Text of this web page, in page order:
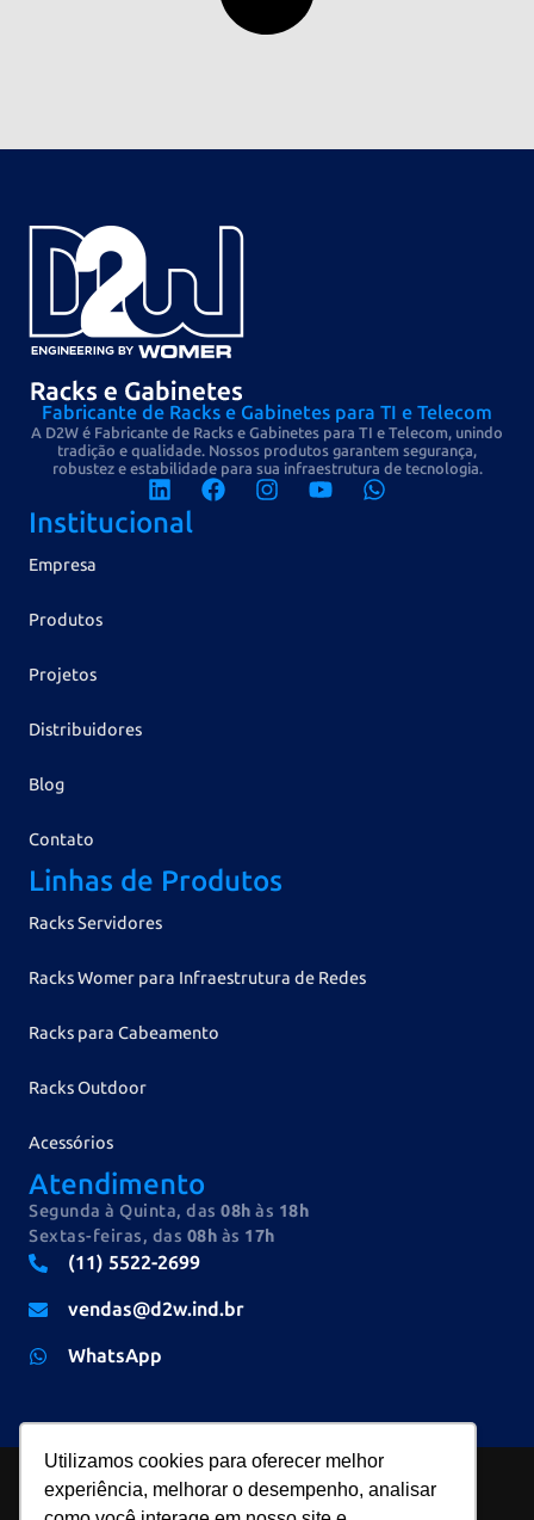
Utilizamos cookies para oferecer melhor
experiência, melhorar o desempenho, analisar
Fabricante de Racks e Gabinetes para TI e Telecom
A D2W é Fabricante de Racks e Gabinetes para TI e Telecom, unindo
tradição e qualidade. Nossos produtos garantem segurança,
robustez e estabilidade para sua infraestrutura de tecnologia.
Institucional
Empresa
Produtos
Projetos
Distribuidores
Blog
Contato
Linhas de Produtos
Racks Servidores
Racks Womer para Infraestrutura de Redes
Racks para Cabeamento
Racks Outdoor
Acessórios
Atendimento
Segunda à Quinta, das 08h às 18h
Sextas-feiras, das 08h às 17h
(11) 5522-2699
vendas@d2w.ind.br
WhatsApp